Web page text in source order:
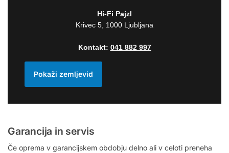
Hi-Fi Pajzl
Krivec 5, 1000 Ljubljana
Kontakt: 041 882 997
Pokaži zemljevid
Garancija in servis
Če oprema v garancijskem obdobju delno ali v celoti preneha